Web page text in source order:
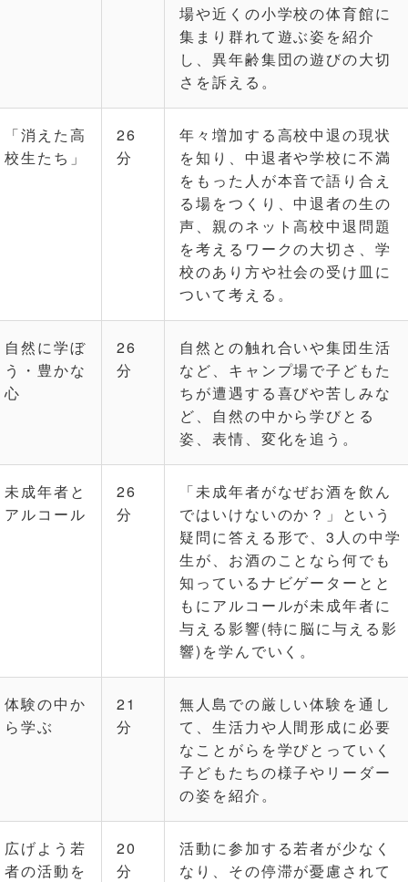
場や近くの小学校の体育館に
集まり群れて遊ぶ姿を紹介
し、異年齢集団の遊びの大切
さを訴える。
「消えた高
校生たち」
26
分
年々増加する高校中退の現状
を知り、中退者や学校に不満
をもった人が本音で語り合え
る場をつくり、中退者の生の
声、親のネット高校中退問題
を考えるワークの大切さ、学
校のあり方や社会の受け皿に
ついて考える。
自然に学ぼ
う・豊かな
心
26
分
自然との触れ合いや集団生活
など、キャンプ場で子どもた
ちが遭遇する喜びや苦しみな
ど、自然の中から学びとる
姿、表情、変化を追う。
未成年者と
アルコール
26
分
「未成年者がなぜお酒を飲ん
ではいけないのか？」という
疑問に答える形で、3人の中学
生が、お酒のことなら何でも
知っているナビゲーターとと
もにアルコールが未成年者に
与える影響(特に脳に与える影
響)を学んでいく。
体験の中か
ら学ぶ
21
分
無人島での厳しい体験を通し
て、生活力や人間形成に必要
なことがらを学びとっていく
子どもたちの様子やリーダー
の姿を紹介。
広げよう若
者の活動を
20
分
活動に参加する若者が少なく
なり、その停滞が憂慮されて